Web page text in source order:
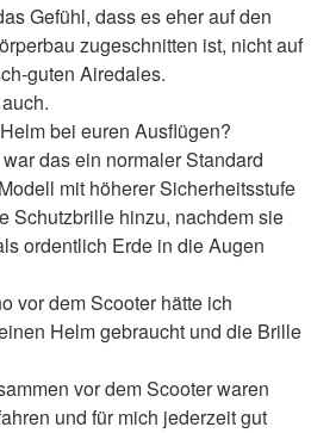
Gefühl, dass es eher auf den
zugeschnitten ist, nicht auf
guten Airedales.
bei euren Ausflügen?
das ein normaler Standard
mit höherer Sicherheitsstufe
Schutzbrille hinzu, nachdem sie
ordentlich Erde in die Augen
vor dem Scooter hätte ich
Helm gebraucht und die Brille
vor dem Scooter waren
und für mich jederzeit gut